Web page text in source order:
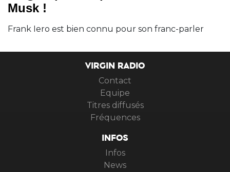
Musk !
Frank Iero est bien connu pour son franc-parler
VIRGIN RADIO
Contact
Equipe
Titres diffusés
Fréquences
INFOS
Infos
News